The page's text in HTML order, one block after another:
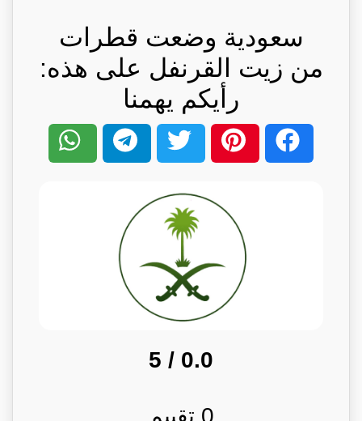
سعودية وضعت قطرات
من زيت القرنفل على هذه:
رأيكم يهمنا
0.0
/ 5
0 تقييم